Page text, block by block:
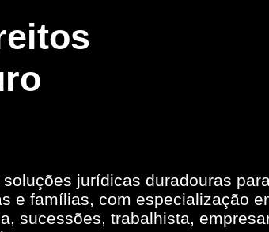
soluções jurídicas duradouras
e famílias, com especialização
sucessões, trabalhista,